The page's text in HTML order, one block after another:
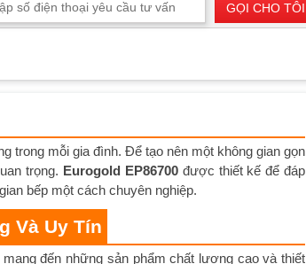
GỌI CHO TÔI
trong mỗi gia đình. Để tạo nên một không gian gọn
trọng. Eurogold EP86700được thiết kế để đáp
bếp một cách chuyên nghiệp.
Và Uy Tín
đến những sản phẩm chất lượng cao và thiết